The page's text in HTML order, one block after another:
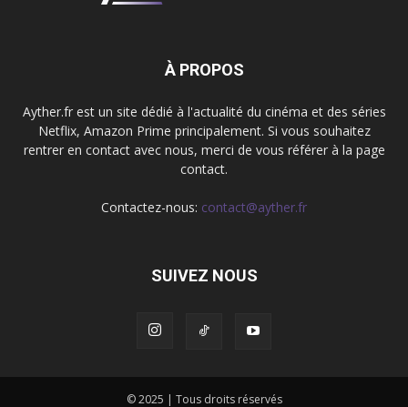
À PROPOS
Ayther.fr est un site dédié à l'actualité du cinéma et des séries
Netflix, Amazon Prime principalement. Si vous souhaitez
rentrer en contact avec nous, merci de vous référer à la page
contact.
Contactez-nous: contact@ayther.fr
SUIVEZ NOUS
© 2025 | Tous droits réservés